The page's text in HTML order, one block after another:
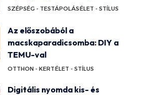
SZÉPSÉG - TESTÁPOLÁSÉLET - STÍLUS
Az előszobából a
macskaparadicsomba: DIY a
TEMU-val
OTTHON - KERTÉLET - STÍLUS
Digitális nyomda kis- és